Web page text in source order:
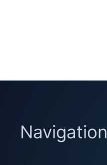
Navigation